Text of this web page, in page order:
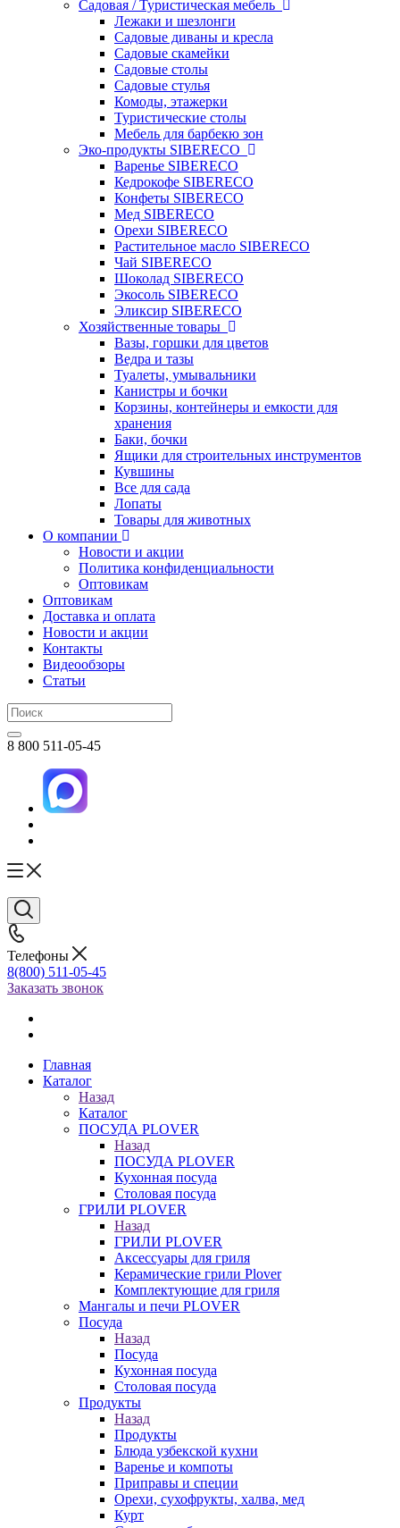
Садовая / Туристическая мебель
Лежаки и шезлонги
Садовые диваны и кресла
Садовые скамейки
Садовые столы
Садовые стулья
Комоды, этажерки
Туристические столы
Мебель для барбекю зон
Эко-продукты SIBERECO
Варенье SIBERECO
Кедрокофе SIBERECO
Конфеты SIBERECO
Мед SIBERECO
Орехи SIBERECO
Растительное масло SIBERECO
Чай SIBERECO
Шоколад SIBERECO
Экосоль SIBERECO
Эликсир SIBERECO
Хозяйственные товары
Вазы, горшки для цветов
Ведра и тазы
Туалеты, умывальники
Канистры и бочки
Корзины, контейнеры и емкости для
хранения
Баки, бочки
Ящики для строительных инструментов
Кувшины
Все для сада
Лопаты
Товары для животных
О компании
Новости и акции
Политика конфиденциальности
Оптовикам
Оптовикам
Доставка и оплата
Новости и акции
Контакты
Видеообзоры
Статьи
8 800 511-05-45
Телефоны
8(800) 511-05-45
Заказать звонок
Главная
Каталог
Назад
Каталог
ПОСУДА PLOVER
Назад
ПОСУДА PLOVER
Кухонная посуда
Столовая посуда
ГРИЛИ PLOVER
Назад
ГРИЛИ PLOVER
Аксессуары для гриля
Керамические грили Plover
Комплектующие для гриля
Мангалы и печи PLOVER
Посуда
Назад
Посуда
Кухонная посуда
Столовая посуда
Продукты
Назад
Продукты
Блюда узбекской кухни
Варенье и компоты
Приправы и специи
Орехи, сухофрукты, халва, мед
Курт